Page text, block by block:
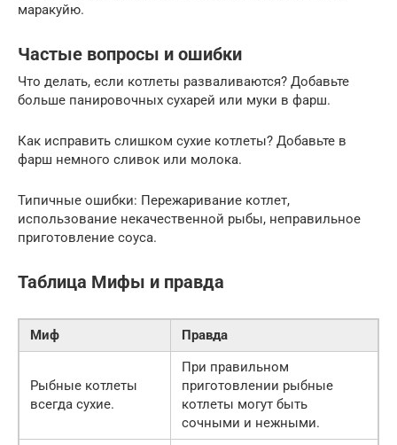
маракуйю.
Частые вопросы и ошибки
Что делать, если котлеты разваливаются? Добавьте
больше панировочных сухарей или муки в фарш.
Как исправить слишком сухие котлеты? Добавьте в
фарш немного сливок или молока.
Типичные ошибки: Пережаривание котлет,
использование некачественной рыбы, неправильное
приготовление соуса.
Таблица Мифы и правда
Миф Правда
Рыбные котлеты
всегда сухие.
При правильном
приготовлении рыбные
котлеты могут быть
сочными и нежными.